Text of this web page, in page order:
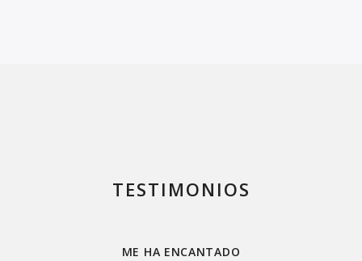
TESTIMONIOS
ME HA ENCANTADO